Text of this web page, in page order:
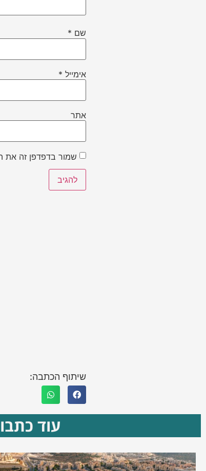
שם *
אימייל *
אתר
שמור בדפדפן זה את
שיתוף הכתבה:
עוד